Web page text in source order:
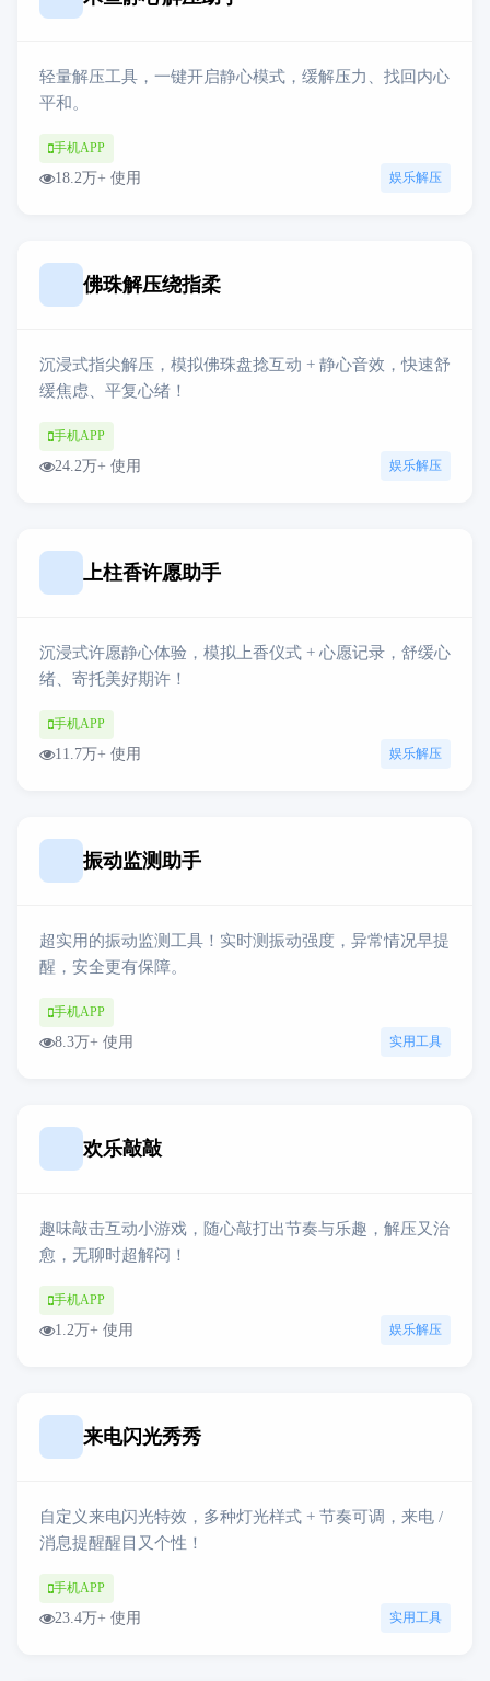
轻量解压工具，一键开启静心模式，缓解压力、找回内心
平和。
手机APP
18.2万+ 使用 娱乐解压
佛珠解压绕指柔
沉浸式指尖解压，模拟佛珠盘捻互动 + 静心音效，快速舒
缓焦虑、平复心绪！
手机APP
24.2万+ 使用 娱乐解压
上柱香许愿助手
沉浸式许愿静心体验，模拟上香仪式 + 心愿记录，舒缓心
绪、寄托美好期许！
手机APP
11.7万+ 使用 娱乐解压
振动监测助手
超实用的振动监测工具！实时测振动强度，异常情况早提
醒，安全更有保障。
手机APP
8.3万+ 使用 实用工具
欢乐敲敲
趣味敲击互动小游戏，随心敲打出节奏与乐趣，解压又治
愈，无聊时超解闷！
手机APP
1.2万+ 使用 娱乐解压
来电闪光秀秀
自定义来电闪光特效，多种灯光样式 + 节奏可调，来电 /
消息提醒醒目又个性！
手机APP
23.4万+ 使用 实用工具